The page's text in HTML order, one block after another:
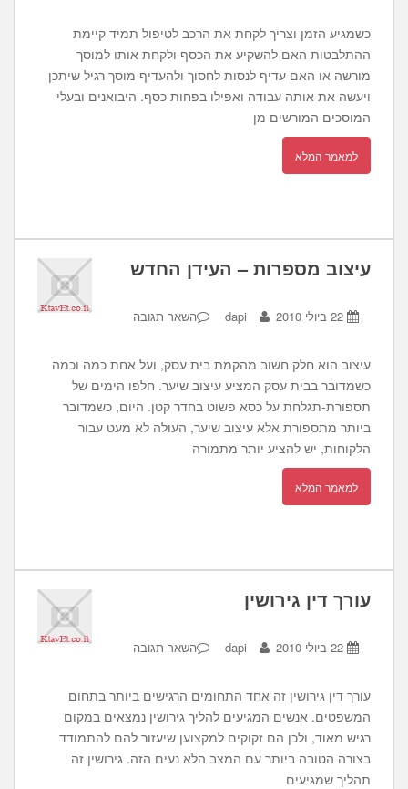
כשמגיע הזמן וצריך לקחת את הרכב לטיפול תמיד קיימת
ההתלבטות האם להשקיע את הכסף ולקחת אותו למוסך
מורשה או האם עדיף לנסות לחסוך ולהעדיף מוסך רגיל שיתכן
ויעשה את אותה עבודה ואפילו בפחות כסף. היבואנים ובעלי
המוסכים המורשים מן
למאמר המלא
עיצוב מספרות – העידן החדש
22 ביולי 2010 dapi השאר תגובה
עיצוב הוא חלק חשוב מהקמת בית עסק, ועל אחת כמה וכמה
כשמדובר בבית עסק המציע עיצוב שיער. חלפו הימים של
תספורת-תגלחת על כסא פשוט בחדר קטן. היום, כשמדובר
ביותר מתספורת אלא עיצוב שיער, העולה לא מעט עבור
הלקוחות, יש להציע יותר מתמורה
למאמר המלא
עורך דין גירושין
22 ביולי 2010 dapi השאר תגובה
עורך דין גירושין זה אחד התחומים הרגישים ביותר בתחום
המשפטים. אנשים המגיעים להליך גירושין נמצאים במקום
רגיש מאוד, ולכן הם זקוקים למקצוען שיעזור להם להתמודד
בצורה הטובה ביותר עם המצב הלא נעים הזה. גירושין זה
תהליך שמגיעים